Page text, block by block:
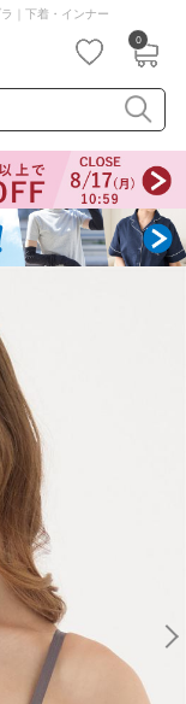
｜下着・インナー
0
ューブトップ
ミソール
フスタイル
ッズ
フトラッピング